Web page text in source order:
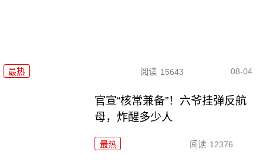
最热 阅读 15643 08-04
官宣“核常兼备”！六爷挂弹反航
母，炸醒多少人
最热 阅读 12376